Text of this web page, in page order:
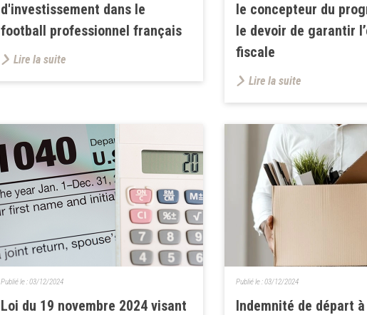
d'investissement dans le
football professionnel français
Lire la suite
le concepteur du
le devoir de garantir
fiscale
Lire la suite
Loi du 19 novembre 2024 visant
Publié le :03/12/2024
Indemnité de départ
Publié le :03/12/2024